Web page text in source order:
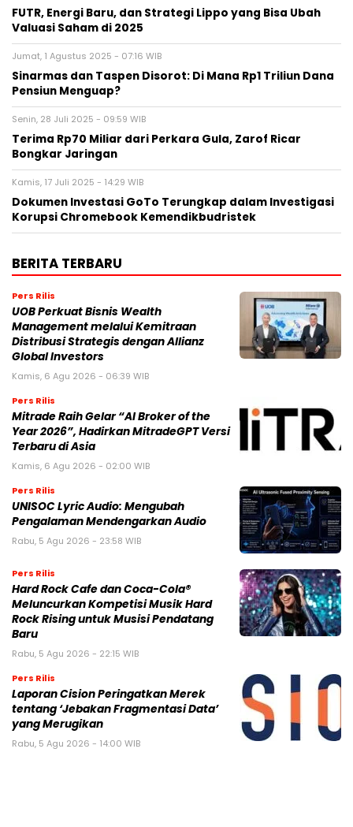
FUTR, Energi Baru, dan Strategi Lippo yang Bisa Ubah
Valuasi Saham di 2025
Jumat, 1 Agustus 2025 - 07:16 WIB
Sinarmas dan Taspen Disorot: Di Mana Rp1 Triliun Dana
Pensiun Menguap?
Senin, 28 Juli 2025 - 09:59 WIB
Terima Rp70 Miliar dari Perkara Gula, Zarof Ricar
Bongkar Jaringan
Kamis, 17 Juli 2025 - 14:29 WIB
Dokumen Investasi GoTo Terungkap dalam Investigasi
Korupsi Chromebook Kemendikbudristek
BERITA TERBARU
Pers Rilis
UOB Perkuat Bisnis Wealth
Management melalui Kemitraan
Distribusi Strategis dengan Allianz
Global Investors
Kamis, 6 Agu 2026 - 06:39 WIB
Pers Rilis
Mitrade Raih Gelar “AI Broker of the
Year 2026”, Hadirkan MitradeGPT Versi
Terbaru di Asia
Kamis, 6 Agu 2026 - 02:00 WIB
Pers Rilis
UNISOC Lyric Audio: Mengubah
Pengalaman Mendengarkan Audio
Rabu, 5 Agu 2026 - 23:58 WIB
Pers Rilis
Hard Rock Cafe dan Coca-Cola®
Meluncurkan Kompetisi Musik Hard
Rock Rising untuk Musisi Pendatang
Baru
Rabu, 5 Agu 2026 - 22:15 WIB
Pers Rilis
Laporan Cision Peringatkan Merek
tentang ‘Jebakan Fragmentasi Data’
yang Merugikan
Rabu, 5 Agu 2026 - 14:00 WIB